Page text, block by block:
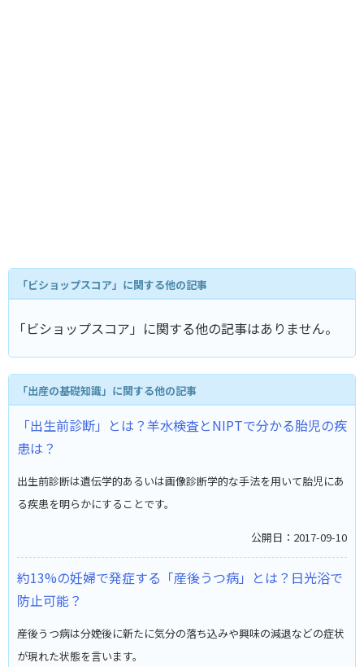
「ビショップスコア」に関する他の記事
「ビショップスコア」に関する他の記事はありません。
「出産の基礎知識」に関する他の記事
「出生前診断」とは？羊水検査とNIPTで分かる胎児の疾
患は？
出生前診断は遺伝学的あるいは画像診断学的な手法を用いて胎児にあ
る疾患を明らかにすることです。
公開日：2017-09-10
約13%の妊婦で発症する「産後うつ病」とは？日光浴で
防止可能？
産後うつ病は分娩後に新たに気分の落ち込みや興味の減退などの症状
が現れた状態を言います。